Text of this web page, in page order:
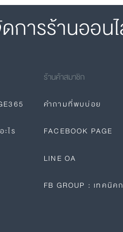
การร้านออน
ไร
ร้านค้าสมาชิก
คำถามที่พบบ่อย
FACEBOOK PAGE
LINE OA
FB GROUP : เทคนิค